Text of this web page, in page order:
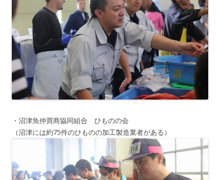
・沼津魚仲買商協同組合 ひものの会
（沼津には約75件のひものの加工製造業者がある）